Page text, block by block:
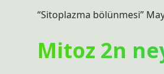
“Sitoplazma bölünmesi”
Mitoz 2n